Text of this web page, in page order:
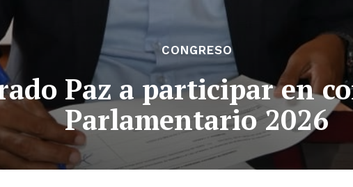
CONGRESO
Paz a participar en
Parlamentario 2026